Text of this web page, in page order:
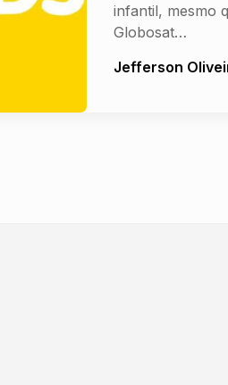
infantil, mesmo
Globosat…
Jefferson